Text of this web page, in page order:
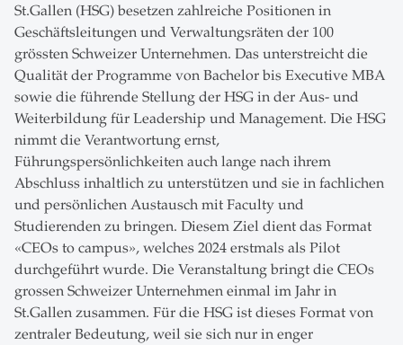
St.Gallen (HSG) besetzen zahlreiche Positionen in
Geschäftsleitungen und Verwaltungsräten der 100
grössten Schweizer Unternehmen. Das unterstreicht die
Qualität der Programme von Bachelor bis Executive MBA
sowie die führende Stellung der HSG in der Aus- und
Weiterbildung für Leadership und Management. Die HSG
nimmt die Verantwortung ernst,
Führungspersönlichkeiten auch lange nach ihrem
Abschluss inhaltlich zu unterstützen und sie in fachlichen
und persönlichen Austausch mit Faculty und
Studierenden zu bringen. Diesem Ziel dient das Format
«CEOs to campus», welches 2024 erstmals als Pilot
durchgeführt wurde. Die Veranstaltung bringt die CEOs
grossen Schweizer Unternehmen einmal im Jahr in
St.Gallen zusammen. Für die HSG ist dieses Format von
zentraler Bedeutung, weil sie sich nur in enger